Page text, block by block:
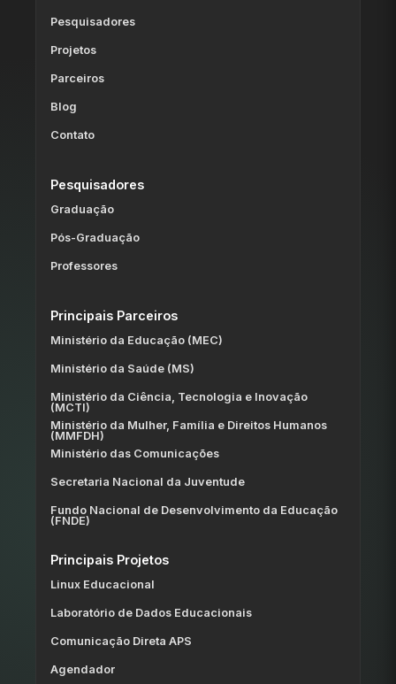
Pesquisadores
Projetos
Parceiros
Blog
Contato
Pesquisadores
Graduação
Pós-Graduação
Professores
Principais Parceiros
Ministério da Educação (MEC)
Ministério da Saúde (MS)
Ministério da Ciência, Tecnologia e Inovação
(MCTI)
Ministério da Mulher, Família e Direitos Humanos
(MMFDH)
Ministério das Comunicações
Secretaria Nacional da Juventude
Fundo Nacional de Desenvolvimento da Educação
(FNDE)
Principais Projetos
Linux Educacional
Laboratório de Dados Educacionais
Comunicação Direta APS
Agendador